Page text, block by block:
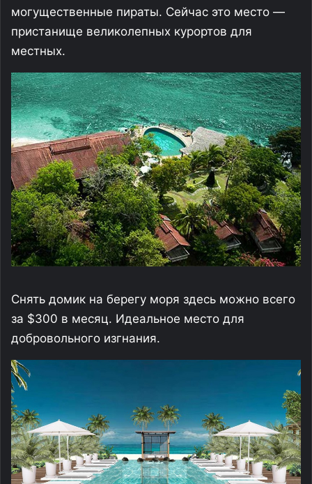
могущественные пираты. Сейчас это место —
пристанище великолепных курортов для
местных.
Снять домик на берегу моря здесь можно всего
за $300 в месяц. Идеальное место для
добровольного изгнания.